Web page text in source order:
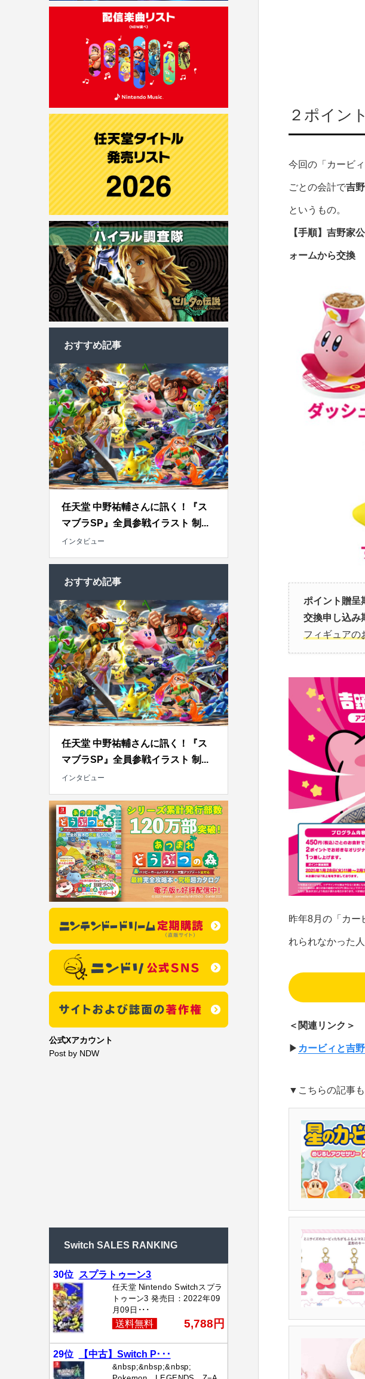
２ポイン
今回の「カービ
ごとの会計で吉
というもの。
【手順】吉野家
ォームから交換
ポイント贈呈
交換申し込み
フィギュアの
昨年8月の「カー
れられなかった
＜関連リンク＞
▶︎ カービィと吉
▼こちらの記事
おすすめ記事
任天堂 中野祐輔さんに訊く！『ス
マブラSP』全員参戦イラスト 制...
インタビュー
おすすめ記事
任天堂 中野祐輔さんに訊く！『ス
マブラSP』全員参戦イラスト 制...
インタビュー
公式Xアカウント
Post by NDW
Switch SALES RANKING